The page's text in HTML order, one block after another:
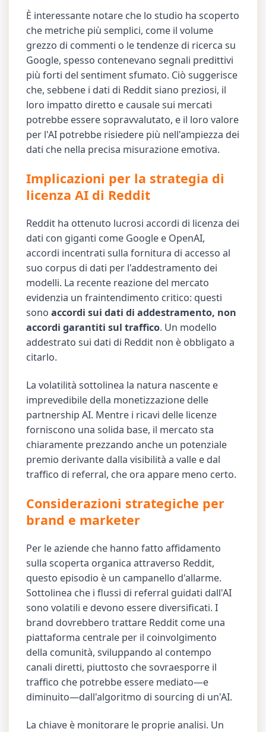
È interessante notare che lo studio ha scoperto
che metriche più semplici, come il volume
grezzo di commenti o le tendenze di ricerca su
Google, spesso contenevano segnali predittivi
più forti del sentiment sfumato. Ciò suggerisce
che, sebbene i dati di Reddit siano preziosi, il
loro impatto diretto e causale sui mercati
potrebbe essere sopravvalutato, e il loro valore
per l'AI potrebbe risiedere più nell'ampiezza dei
dati che nella precisa misurazione emotiva.
Implicazioni per la strategia di
licenza AI di Reddit
Reddit ha ottenuto lucrosi accordi di licenza dei
dati con giganti come Google e OpenAI,
accordi incentrati sulla fornitura di accesso al
suo corpus di dati per l'addestramento dei
modelli. La recente reazione del mercato
evidenzia un fraintendimento critico: questi
sonoaccordi sui dati di addestramento, non
accordi garantiti sul traffico. Un modello
addestrato sui dati di Reddit non è obbligato a
citarlo.
La volatilità sottolinea la natura nascente e
imprevedibile della monetizzazione delle
partnership AI. Mentre i ricavi delle licenze
forniscono una solida base, il mercato sta
chiaramente prezzando anche un potenziale
premio derivante dalla visibilità a valle e dal
traffico di referral, che ora appare meno certo.
Considerazioni strategiche per
brand e marketer
Per le aziende che hanno fatto affidamento
sulla scoperta organica attraverso Reddit,
questo episodio è un campanello d'allarme.
Sottolinea che i flussi di referral guidati dall'AI
sono volatili e devono essere diversificati. I
brand dovrebbero trattare Reddit come una
piattaforma centrale per il coinvolgimento
della comunità, sviluppando al contempo
canali diretti, piuttosto che sovraesporre il
traffico che potrebbe essere mediato—e
diminuito—dall'algoritmo di sourcing di un'AI.
La chiave è monitorare le proprie analisi. Un